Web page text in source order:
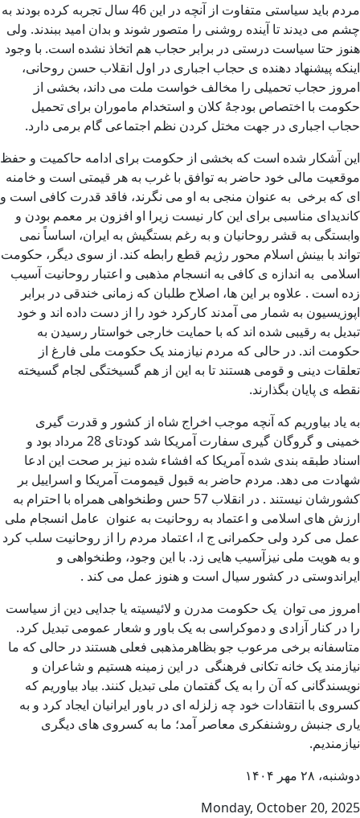
مردم باید سیاستی متفاوت از آنچه در این 46 سال تجربه کرده بودند به
چشم می دیدند تا آینده روشنی را متصور شوند و بدان امید ببندند. ولی
هنوز حتا سیاست درستی در برابر حجاب هم اتخاذ نشده است. با وجود
اینکه پیشنهاد دهنده ی حجاب اجباری در اول انقلاب حسن روحانی،
امروز حجاب تحمیلی را مخالف خواست ملت می داند، بخشی از
حکومت با اختصاص بودجهُ کلان و استخدام ماموران برای تحمیل
حجاب اجباری در جهت مختل کردن نظم اجتماعی گام برمی دارد.
این آشکار شده است که بخشی از حکومت برای ادامه حاکمیت و حفظ
موقعیت مالی خود حاضر به توافق با غرب به هر قیمتی است و خامنه
ای که برخی به عنوان منجی به او می نگرند، فاقد قدرت کافی است و
کاندیدای مناسبی برای این کار نیست زیرا او افزون بر معمم بودن و
وابستگی به قشر روحانیان و به رغم بستگیش به ایران، اساساً نمی
تواند با بینش اسلام محور رژیم قطع رابطه کند. از سوی دیگر، حکومت
اسلامی به اندازه ی کافی به انسجام مذهبی و اعتبار روحانیت آسیب
زده است . علاوه بر این ها، اصلاح طلبان که زمانی خندقی در برابر
اپوزیسیون به شمار می آمدند کارکرد خود را از دست داده اند و خود
تبدیل به رقیبی شده اند که با حمایت خارجی خواستار رسیدن به
حکومت اند. در حالی که مردم نیازمند یک حکومت ملی فارغ از
تعلقات دینی و قومی هستند تا به این از هم گسیختگی لجام گسیخته
نقطه ی پایان بگذارند.
به یاد بیاوریم که آنچه موجب اخراج شاه از کشور و قدرت گیری
خمینی و گروگان گیری سفارت آمریکا شد کودتای 28 مرداد بود و
اسناد طبقه بندی شده آمریکا که افشاء شده نیز بر صحت این ادعا
شهادت می دهد. مردم حاضر به قبول قیمومت آمریکا و اسراییل بر
کشورشان نیستند . در انقلاب 57 حس وطنخواهی همراه با احترام به
ارزش های اسلامی و اعتماد به روحانیت به عنوان عامل انسجام ملی
عمل می کرد ولی حکمرانی ج ا، اعتماد مردم را از روحانیت سلب کرد
و به هویت ملی نیزآسیب هایی زد. با این وجود، وطنخواهی و
ایراندوستی در کشور سیال است و هنوز عمل می کند .
امروز می توان یک حکومت مدرن و لائیسیته یا جدایی دین از سیاست
را در کنار آزادی و دموکراسی به یک باور و شعار عمومی تبدیل کرد.
متاسفانه برخی مرعوب جو بظاهرمذهبی فعلی هستند در حالی که ما
نیازمند یک خانه تکانی فرهنگی در این زمینه هستیم و شاعران و
نویسندگانی که آن را به یک گفتمان ملی تبدیل کنند. بیاد بیاوریم که
کسروی با انتقادات خود چه زلزله ای در باور ایرانیان ایجاد کرد و به
یاری جنبش روشنفکری معاصر آمد؛ ما به کسروی های دیگری
نیازمندیم.
دوشنبه، ۲۸ مهر ۱۴۰۴
Monday, October 20, 2025